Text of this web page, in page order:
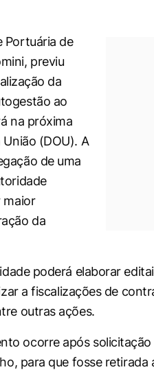
Portuária de
previu
da
ao
na próxima
(DOU). A
de uma
maior
da
poderá elaborar
a fiscalizações de
outras ações.
ocorre após
para que fosse